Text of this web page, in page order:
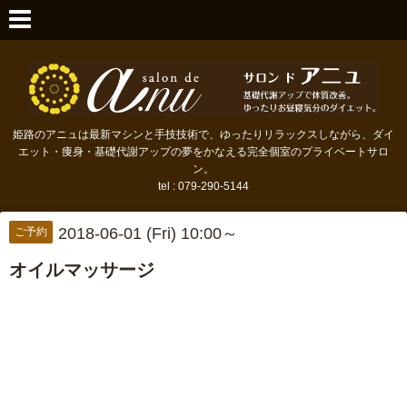
姫路のアニュは最新マシンと手技技術で、ゆったりリラックスしながら、ダイ
エット・痩身・基礎代謝アップの夢をかなえる完全個室のプライベートサロ
ン。
tel : 079-290-5144
ご予約 2018-06-01 (Fri) 10:00～
オイルマッサージ